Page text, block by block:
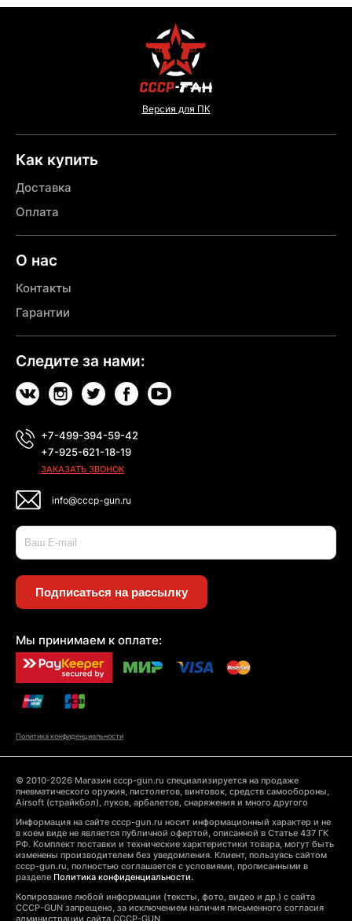
Версия для ПК
Как купить
Доставка
Оплата
О нас
Контакты
Гарантии
Следите за нами:
+7-499-394-59-42
+7-925-621-18-19
ЗАКАЗАТЬ ЗВОНОК
info@cccp-gun.ru
Подписаться на рассылку
Мы принимаем к оплате:
Политика конфиденциальности
© 2010-2026 Магазин cccp-gun.ru специализируется на продаже
пневматического оружия, пистолетов, винтовок, средств самообороны,
Airsoft (страйкбол), луков, арбалетов, снаряжения и много другого
Информация на сайте cccp-gun.ru носит информационный характер и не
в коем виде не является публичной офертой, описанной в Статье 437 ГК
РФ. Комплект поставки и технические харктеристики товара, могут быть
изменены производителем без уведомления. Клиент, пользуясь сайтом
cccp-gun.ru, полностью соглашается с условиями, прописанными в
разделе Политика конфиденциальности.
Копирование любой информации (тексты, фото, видео и др.) с сайта
CCCP-GUN запрещено, за исключением наличия письменного согласия